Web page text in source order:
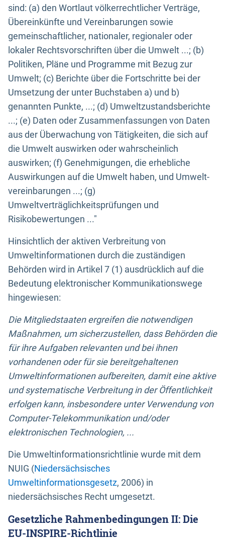
sind: (a) den Wortlaut völkerrechtlicher Verträge,
Übereinkünfte und Vereinbarungen sowie
gemeinschaftlicher, nationaler, regionaler oder
lokaler Rechtsvorschriften über die Umwelt ...; (b)
Politiken, Pläne und Programme mit Bezug zur
Umwelt; (c) Berichte über die Fortschritte bei der
Umsetzung der unter Buchstaben a) und b)
genannten Punkte, ...; (d) Umweltzustandsberichte
...; (e) Daten oder Zusammenfassungen von Daten
aus der Überwachung von Tätigkeiten, die sich auf
die Umwelt auswirken oder wahrscheinlich
auswirken; (f) Genehmigungen, die erhebliche
Auswirkungen auf die Umwelt haben, und Umwelt-
vereinbarungen ...; (g)
Umweltverträglichkeitsprüfungen und
Risikobewertungen ..."
Hinsichtlich der aktiven Verbreitung von
Umweltinformationen durch die zuständigen
Behörden wird in Artikel 7 (1) ausdrücklich auf die
Bedeutung elektronischer Kommunikationswege
hingewiesen:
Die Mitgliedstaaten ergreifen die notwendigen
Maßnahmen, um sicherzustellen, dass Behörden die
für ihre Aufgaben relevanten und bei ihnen
vorhandenen oder für sie bereitgehaltenen
Umweltinformationen aufbereiten, damit eine aktive
und systematische Verbreitung in der Öffentlichkeit
erfolgen kann, insbesondere unter Verwendung von
Computer-Telekommunikation und/oder
elektronischen Technologien, ...
Die Umweltinformationsrichtlinie wurde mit dem
NUIG (Niedersächsisches
Umweltinformationsgesetz, 2006) in
niedersächsisches Recht umgesetzt.
Gesetzliche Rahmenbedingungen II: Die
EU-INSPIRE-Richtlinie